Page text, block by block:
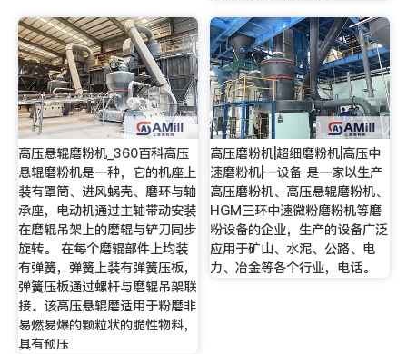
高压悬辊磨粉机_360百科高压
悬辊磨粉机是一种，它的机座上
装有罩筒、进风蜗壳、磨环与轴
承座，电动机通过主轴带动安装
在磨辊吊架上的磨辊与铲刀同步
旋转。 在每个磨辊部件上均装
有弹簧，弹簧上装有弹簧压板，
弹簧压板通过螺杆与磨辊吊架联
接。该高压悬辊磨适用于粉磨非
易燃易爆的颗粒状的脆性物料，
具有预压
高压磨粉机|超细磨粉机|高压中
速磨粉机|—设备 是一家以生产
高压磨粉机、高压悬辊磨粉机、
HGM三环中速微粉磨粉机等磨
粉设备的企业，生产的设备广泛
应用于矿山、水泥、公路、电
力、冶金等各个行业，电话。